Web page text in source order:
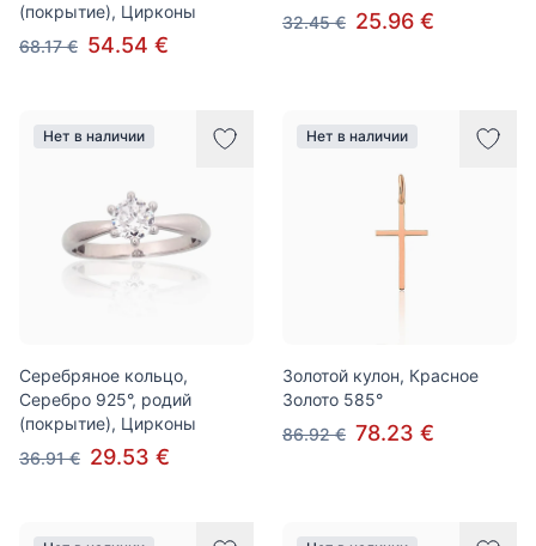
(покрытие), Цирконы
68.17 € 54.54 €
32.45 € 25.96 €
Нет в наличии
Серебряное кольцо,
Серебро 925°, родий
(покрытие), Цирконы
36.91 € 29.53 €
Нет в наличии
Золотой кулон, Красное
Золото 585°
86.92 € 78.23 €